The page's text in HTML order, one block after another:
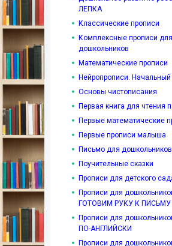
ЛЕПКА
Классические прописи
Комплексные прописи для
дошкольников
Математические прописи
Нейропрописи. Начальный
Основы чистописания
Первая книга для чтения
Первые математические
Первые прописи малыша
Письмо для
Поучительные сказки
Прописи для детского
Прописи для
ГОТОВИМ РУКУ К ПИСЬМУ
Прописи для
ПО-АНГЛИЙСКИ
Прописи для